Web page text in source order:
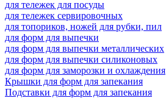
для тележек для посуды
для тележек сервировочных
для топориков, ножей для рубки, пил
для форм для выпечки
для форм для выпечки металлических
для форм для выпечки силиконовых
для форм для заморозки и охлаждения
Крышки для форм для запекания
Подставки для форм для запекания